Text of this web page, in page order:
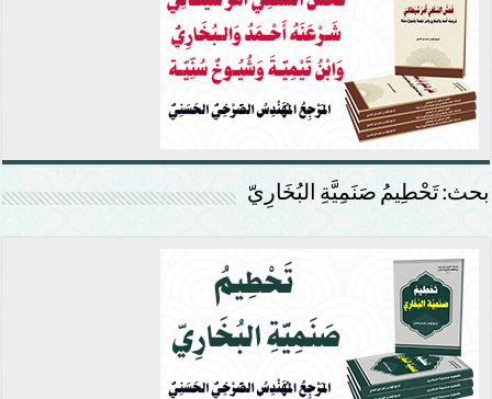
بحث: تَحْطِيمُ صَنَمِيَّةِ البُخَارِيّ